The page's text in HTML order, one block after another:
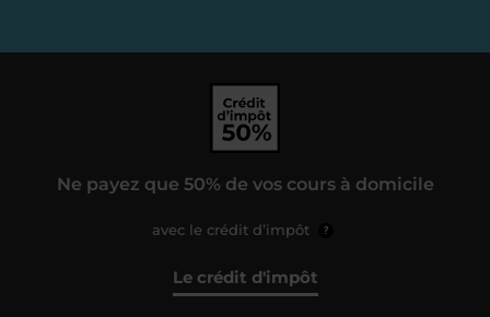
Ne payez que 50% de vos cours à domicile
avec le crédit d’impôt ?
Le crédit d'impôt